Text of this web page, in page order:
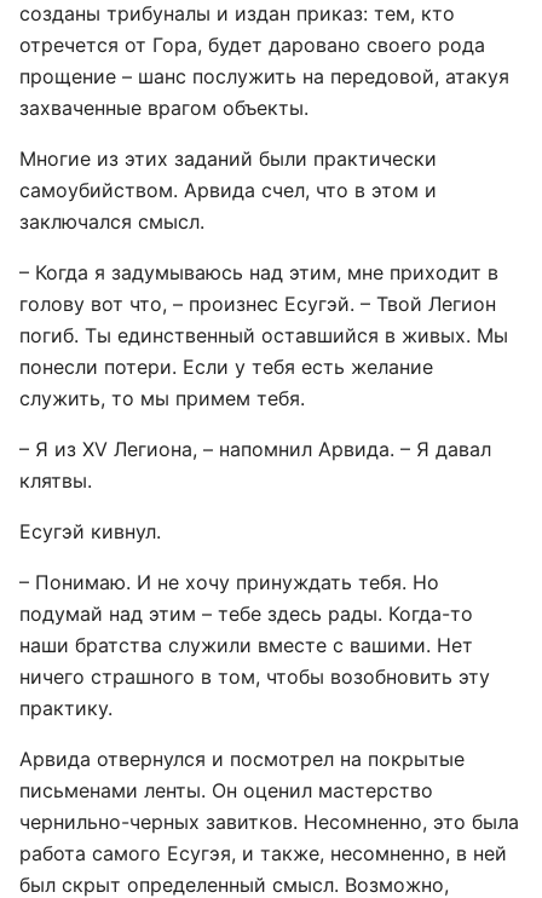
созданы трибуналы и издан приказ: тем, кто
отречется от Гора, будет даровано своего рода
прощение – шанс послужить на передовой, атакуя
захваченные врагом объекты.
Многие из этих заданий были практически
самоубийством. Арвида счел, что в этом и
заключался смысл.
– Когда я задумываюсь над этим, мне приходит в
голову вот что, – произнес Есугэй. – Твой Легион
погиб. Ты единственный оставшийся в живых. Мы
понесли потери. Если у тебя есть желание
служить, то мы примем тебя.
– Я из XV Легиона, – напомнил Арвида. – Я давал
клятвы.
Есугэй кивнул.
– Понимаю. И не хочу принуждать тебя. Но
подумай над этим – тебе здесь рады. Когда-то
наши братства служили вместе с вашими. Нет
ничего страшного в том, чтобы возобновить эту
практику.
Арвида отвернулся и посмотрел на покрытые
письменами ленты. Он оценил мастерство
чернильно-черных завитков. Несомненно, это была
работа самого Есугэя, и также, несомненно, в ней
был скрыт определенный смысл. Возможно,